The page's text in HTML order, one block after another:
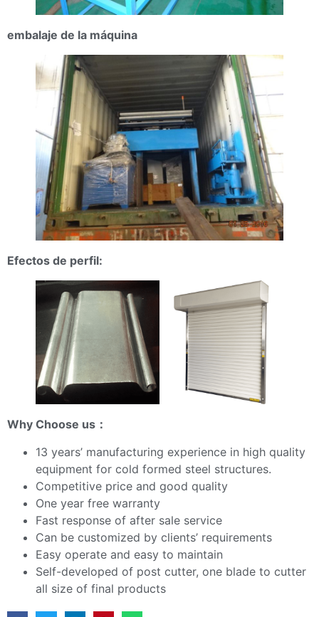
embalaje de la máquina
Efectos de perfil:
Why Choose us ：
13 years’ manufacturing experience in high quality
equipment for cold formed steel structures.
Competitive price and good quality
One year free warranty
Fast response of after sale service
Can be customized by clients’ requirements
Easy operate and easy to maintain
Self-developed of post cutter, one blade to cutter
all size of final products